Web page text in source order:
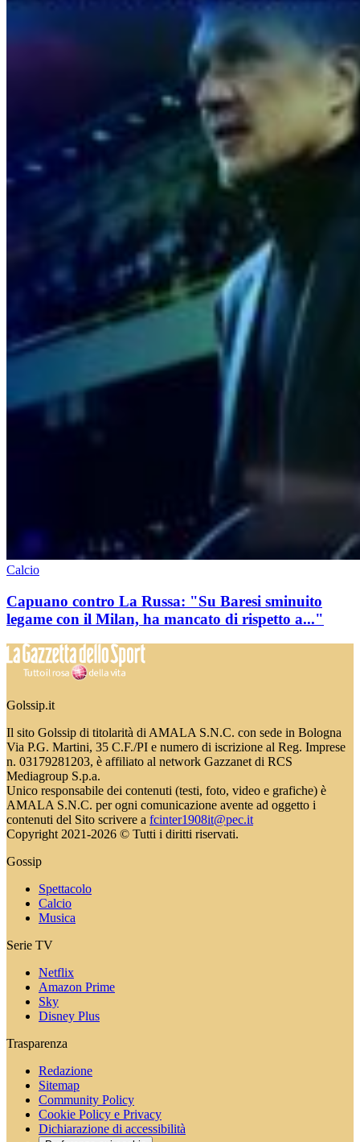
Calcio
Capuano contro La Russa: "Su Baresi sminuito
legame con il Milan, ha mancato di rispetto a..."
Golssip.it
Il sito Golssip di titolarità di AMALA S.N.C. con sede in Bologna
Via P.G. Martini, 35 C.F./PI e numero di iscrizione al Reg. Imprese
n. 03179281203, è affiliato al network Gazzanet di RCS
Mediagroup S.p.a.
Unico responsabile dei contenuti (testi, foto, video e grafiche) è
AMALA S.N.C. per ogni comunicazione avente ad oggetto i
contenuti del Sito scrivere a fcinter1908it@pec.it
Copyright 2021-2026 © Tutti i diritti riservati.
Gossip
Spettacolo
Calcio
Musica
Serie TV
Netflix
Amazon Prime
Sky
Disney Plus
Trasparenza
Redazione
Sitemap
Community Policy
Cookie Policy e Privacy
Dichiarazione di accessibilità